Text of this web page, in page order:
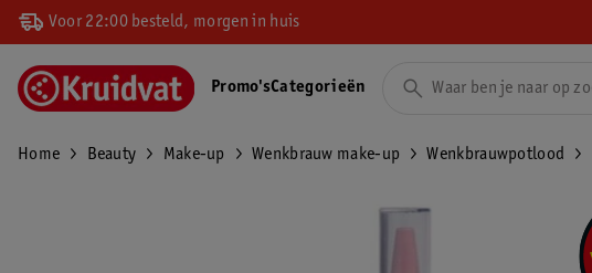
Voor 22:00 besteld, morgen in huis
Promo'sCategorieën
Home Beauty Make-up Wenkbrauw make-up Wenkbrauwpotlood